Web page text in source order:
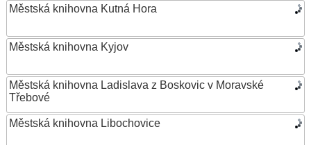
Městská knihovna Kutná Hora
Městská knihovna Kyjov
Městská knihovna Ladislava z Boskovic v Moravské
Třebové
Městská knihovna Libochovice